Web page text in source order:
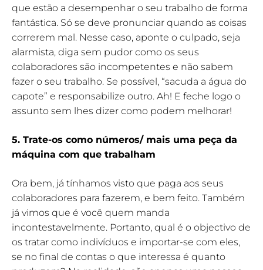
que estão a desempenhar o seu trabalho de forma
fantástica. Só se deve pronunciar quando as coisas
correrem mal. Nesse caso, aponte o culpado, seja
alarmista, diga sem pudor como os seus
colaboradores são incompetentes e não sabem
fazer o seu trabalho. Se possível, “sacuda a água do
capote” e responsabilize outro. Ah! E feche logo o
assunto sem lhes dizer como podem melhorar!
5. Trate-os como números/ mais uma peça da
máquina com que trabalham
Ora bem, já tínhamos visto que paga aos seus
colaboradores para fazerem, e bem feito. Também
já vimos que é você quem manda
incontestavelmente. Portanto, qual é o objectivo de
os tratar como indivíduos e importar-se com eles,
se no final de contas o que interessa é quanto